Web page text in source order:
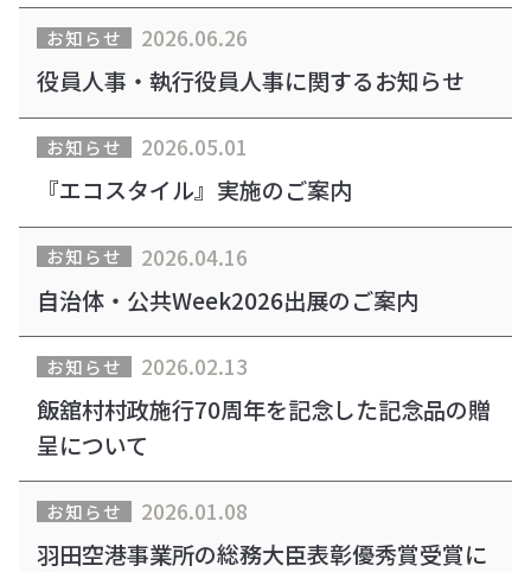
お知らせ 2026.06.26
役員人事・執行役員人事に関するお知らせ
お知らせ 2026.05.01
『エコスタイル』実施のご案内
お知らせ 2026.04.16
自治体・公共Week2026出展のご案内
お知らせ 2026.02.13
飯舘村村政施行70周年を記念した記念品の贈
呈について
お知らせ 2026.01.08
羽田空港事業所の総務大臣表彰優秀賞受賞に